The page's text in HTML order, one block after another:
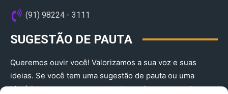
(91) 98224 - 3111
SUGESTÃO DE PAUTA
Queremos ouvir você! Valorizamos a sua voz e suas
ideias. Se você tem uma sugestão de pauta ou uma
história que merece ser contada, envie-nos agora!